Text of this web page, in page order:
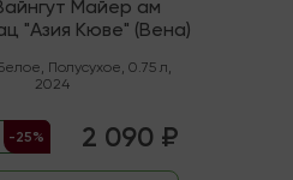
Майер ам
"Азия Кюве" (Вена)
, Полусухое, 0.75 л,
2024
-25% 2 090 ₽